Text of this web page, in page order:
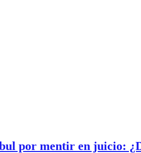
por mentir en juicio: